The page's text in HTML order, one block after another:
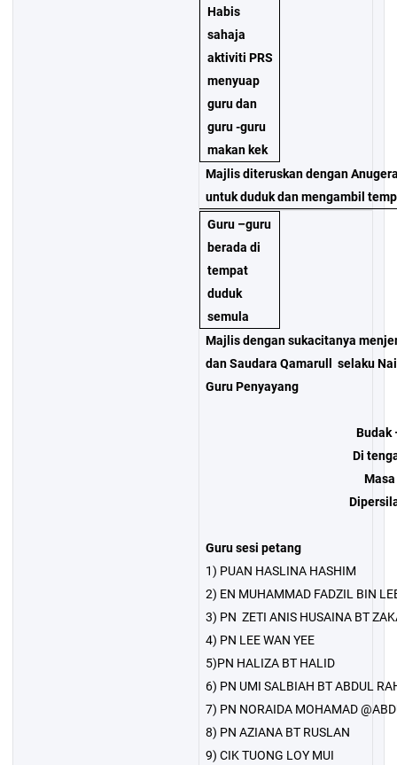
Habis
sahaja
aktiviti PRS
menyuap
guru dan
guru -guru
makan kek
Majlis diteruskan dengan
untuk duduk dan mengambil
Guru –guru
berada di
tempat
duduk
semula
Majlis dengan sukacitanya
dan Saudara Qamarull selaku
Guru Penyayang
Budak
Di
Guru sesi petang
1) PUAN HASLINA HASHIM
2) EN MUHAMMAD FADZIL BIN
3) PN ZETI ANIS HUSAINA BT
4) PN LEE WAN YEE
5)PN HALIZA BT HALID
6) PN UMI SALBIAH BT ABDUL
7) PN NORAIDA MOHAMAD
8) PN AZIANA BT RUSLAN
9) CIK TUONG LOY MUI